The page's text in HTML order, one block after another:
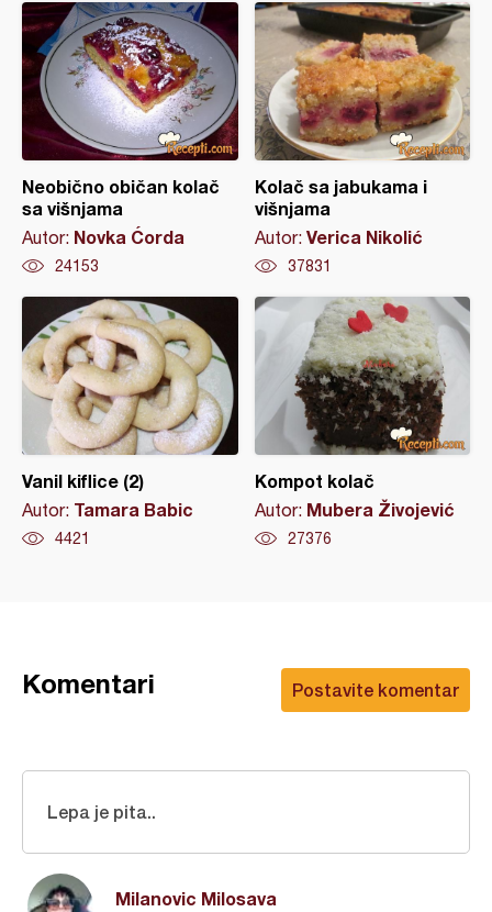
Neobično običan kolač
sa višnjama
Autor: Novka Ćorda
24153
Kolač sa jabukama i
višnjama
Autor: Verica Nikolić
37831
Vanil kiflice (2)
Autor: Tamara Babic
4421
Kompot kolač
Autor: Mubera Živojević
27376
Postavite komentar
Komentari
Milanovic Milosava
Lepa je pita..